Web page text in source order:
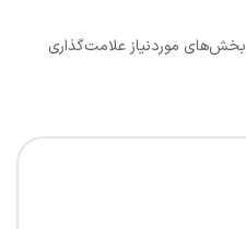
بخش‌های موردنیاز علامت‌گذاری